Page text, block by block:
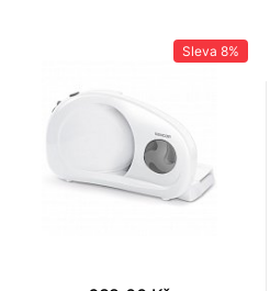
Sleva 8%